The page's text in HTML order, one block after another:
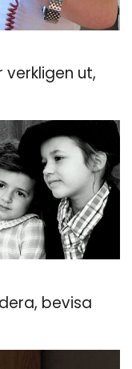
verkligen ut,
bevisa